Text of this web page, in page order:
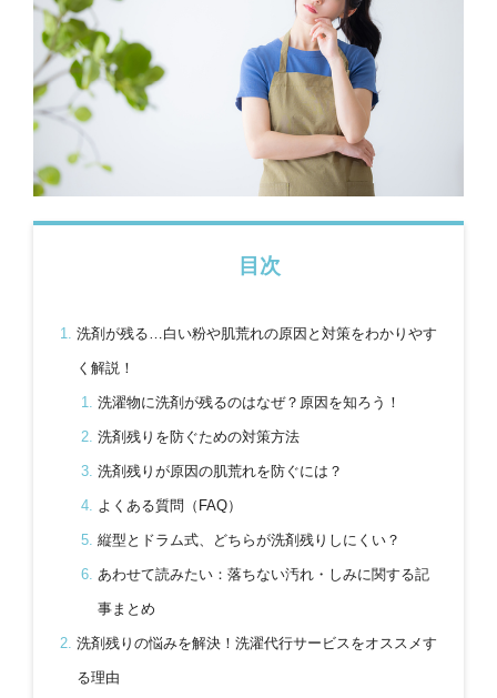
目次
洗剤が残る…白い粉や肌荒れの原因と対策をわかりやす
く解説！
洗濯物に洗剤が残るのはなぜ？原因を知ろう！
洗剤残りを防ぐための対策方法
洗剤残りが原因の肌荒れを防ぐには？
よくある質問（FAQ）
縦型とドラム式、どちらが洗剤残りしにくい？
あわせて読みたい：落ちない汚れ・しみに関する記
事まとめ
洗剤残りの悩みを解決！洗濯代行サービスをオススメす
る理由